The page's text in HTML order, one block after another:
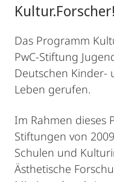
Das Programm
PwC-Stiftung
Deutschen Kinder-
Leben gerufen.
Im Rahmen dieses
Stiftungen von
Schulen und
Ästhetische